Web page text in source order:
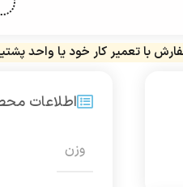
با تعمیر کار خود یا واحد
اطلاعات
وزن